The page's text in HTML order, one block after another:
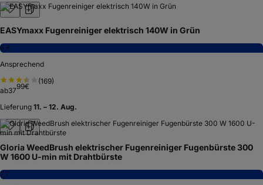
EASYmaxx Fugenreiniger elektrisch 140W in Grün
6,8
Ansprechend
(169)
ab3799€
Lieferung 11. – 12. Aug.
Gloria WeedBrush elektrischer Fugenreiniger Fugenbürste 300
W 1600 U-min mit Drahtbürste
7,7